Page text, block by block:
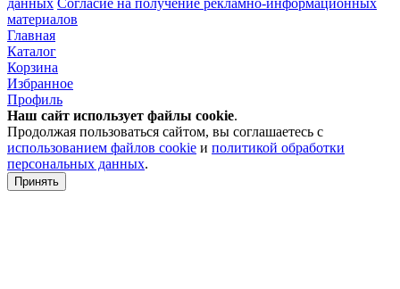
данных Согласие на получение рекламно-информационных
материалов
Главная
Каталог
Корзина
Избранное
Профиль
Наш сайт использует файлы cookie.
Продолжая пользоваться сайтом, вы соглашаетесь с
использованием файлов cookie и политикой обработки
персональных данных.
Принять